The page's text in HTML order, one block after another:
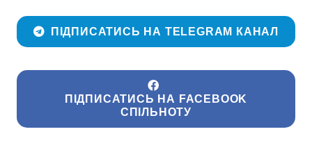
ПІДПИСАТИСЬ НА TELEGRAM КАНАЛ
ПІДПИСАТИСЬ НА FACEBOOK
СПІЛЬНОТУ